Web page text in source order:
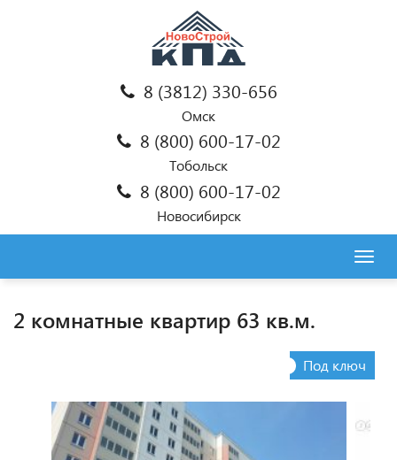
8 (3812) 330-656
Омск
8 (800) 600-17-02
Тобольск
8 (800) 600-17-02
Новосибирск
2 комнатные квартир 63 кв.м.
Под ключ